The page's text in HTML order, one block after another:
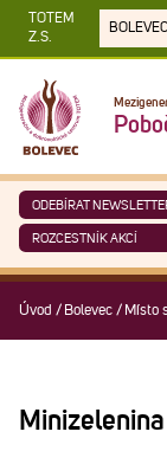
TOTEM
Z.S.
BOLEVEC
ODEBÍRAT
ROZCESTNÍK AKCÍ
Úvod / Bolevec / Místo